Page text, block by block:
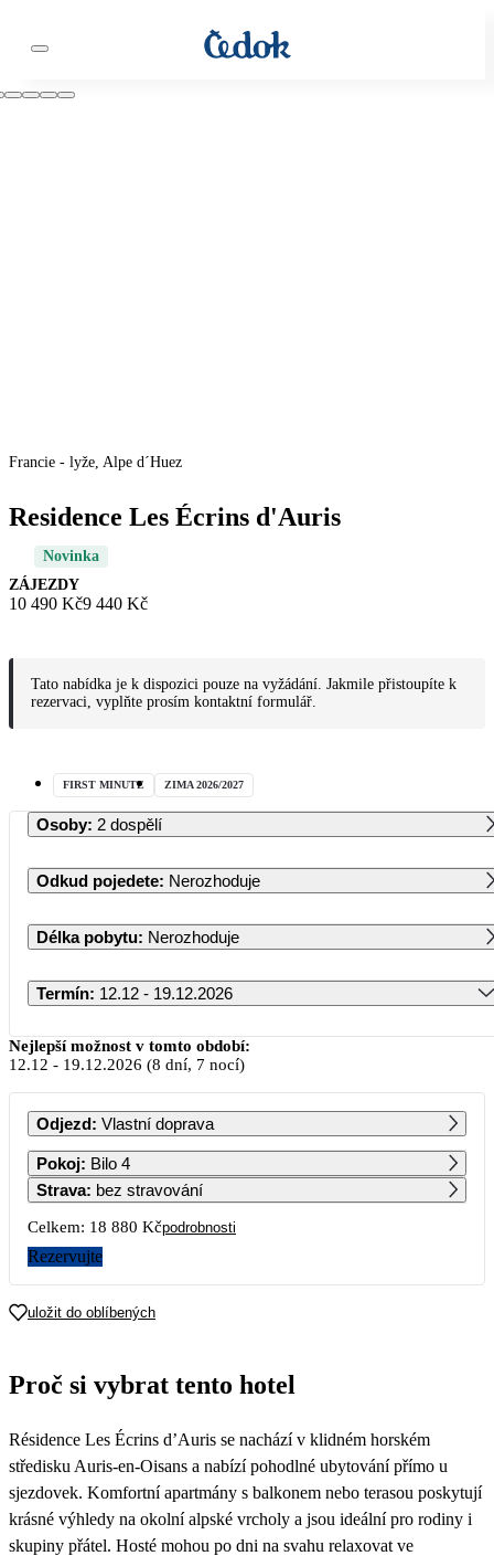
Francie - lyže, Alpe d´Huez
Residence Les Écrins d'Auris
Novinka
ZÁJEZDY
10 490 Kč9 440 Kč
Tato nabídka je k dispozici pouze na vyžádání. Jakmile přistoupíte k
rezervaci, vyplňte prosím kontaktní formulář.
FIRST MINUTE ZIMA 2026/2027
Osoby: 2 dospělí
Odkud pojedete: Nerozhoduje
Délka pobytu: Nerozhoduje
Termín: 12.12 - 19.12.2026
Prosinec 2026
PO ÚT ST ČT PÁ SO NE
1 2 3 4 5 6
7 8 9 10 11 12 13
23 300
21
28 29 30 31
Nejlepší možnost v tomto období:
12.12 - 19.12.2026 (8 dní, 7 nocí)
Odjezd: Vlastní doprava
Pokoj: Bilo 4
Strava: bez stravování
Celkem: 18 880 Kčpodrobnosti
Rezervujte
uložit do oblíbených
Proč si vybrat tento hotel
Résidence Les Écrins d’Auris se nachází v klidném horském
středisku Auris-en-Oisans a nabízí pohodlné ubytování přímo u
sjezdovek. Komfortní apartmány s balkonem nebo terasou poskytují
krásné výhledy na okolní alpské vrcholy a jsou ideální pro rodiny i
skupiny přátel. Hosté mohou po dni na svahu relaxovat ve